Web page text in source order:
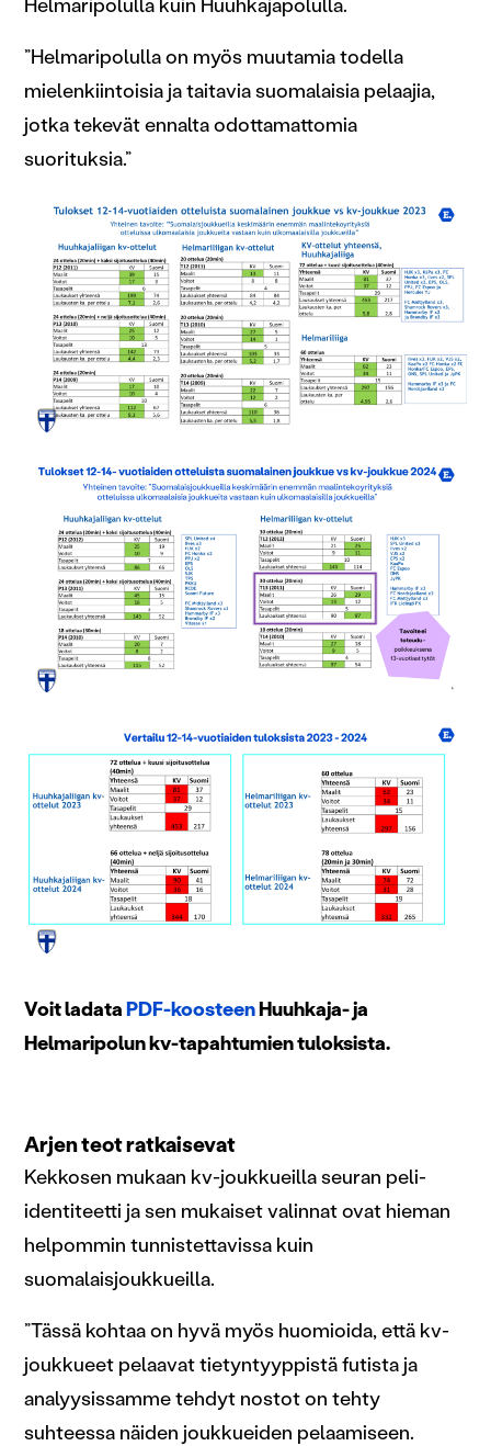
Helmaripolulla kuin Huuhkajapolulla.
”Helmaripolulla on myös muutamia todella
mielenkiintoisia ja taitavia suomalaisia pelaajia,
jotka tekevät ennalta odottamattomia
suorituksia.”
Voit ladataPDF-koosteenHuuhkaja- ja
Helmaripolun kv-tapahtumien tuloksista.
Arjen teot ratkaisevat
Kekkosen mukaan kv-joukkueilla seuran peli-
identiteetti ja sen mukaiset valinnat ovat hieman
helpommin tunnistettavissa kuin
suomalaisjoukkueilla.
”Tässä kohtaa on hyvä myös huomioida, että kv-
joukkueet pelaavat tietyntyyppistä futista ja
analyysissamme tehdyt nostot on tehty
suhteessa näiden joukkueiden pelaamiseen.